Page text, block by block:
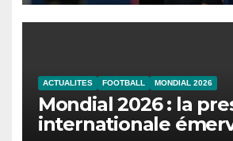
ACTUALITES FOOTBALL MONDIAL 2026
Mondial 2026 : la
internationale